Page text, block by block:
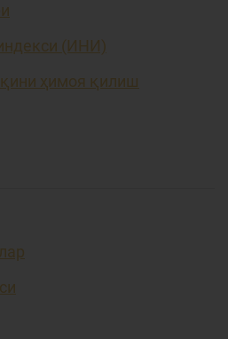
(ИНИ)
ҳимоя қилиш